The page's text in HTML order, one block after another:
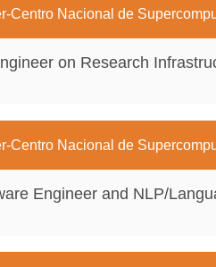
Centro Nacional de
on Research
Centro Nacional de
Engineer and NLP/